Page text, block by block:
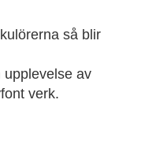
så blir
upplevelse av
verk.